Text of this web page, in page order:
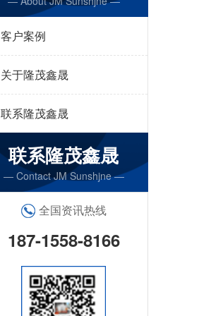
客户案例
关于隆茂鑫晟
联系隆茂鑫晟
联系隆茂鑫晟
— Contact JM Sunshjne —
全国资讯热线
187-1558-8166